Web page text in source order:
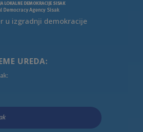
u izgradnji demokracije
UREDA: